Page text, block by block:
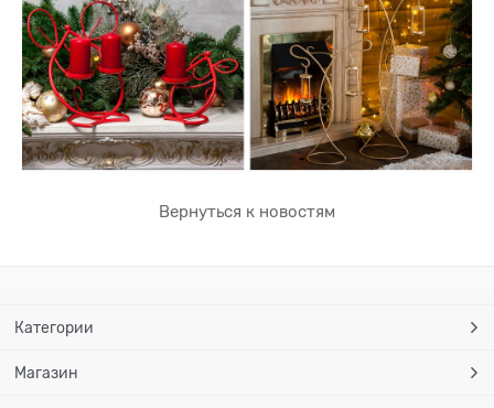
Вернуться к новостям
Категории
Магазин